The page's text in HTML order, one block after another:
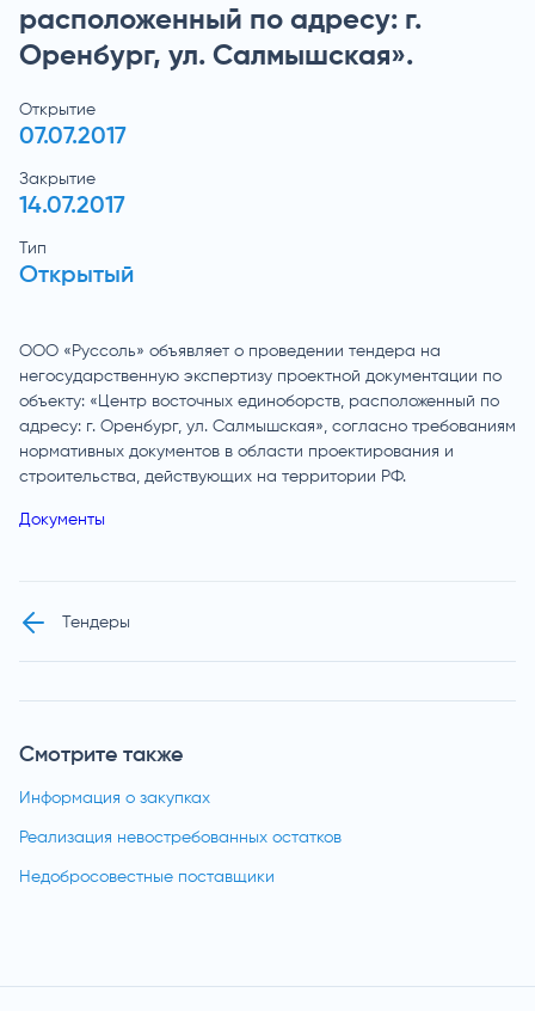
Смотрите также
Информация о закупках
Реализация невостребованных остатков
Недобросовестные поставщики
расположенный по адресу: г.
Оренбург, ул. Салмышская».
Открытие
07.07.2017
Закрытие
14.07.2017
Тип
Открытый
ООО «Руссоль» объявляет о проведении тендера на
негосударственную экспертизу проектной документации по
объекту: «Центр восточных единоборств, расположенный по
адресу: г. Оренбург, ул. Салмышская», согласно требованиям
нормативных документов в области проектирования и
строительства, действующих на территории РФ.
Документы
Тендеры